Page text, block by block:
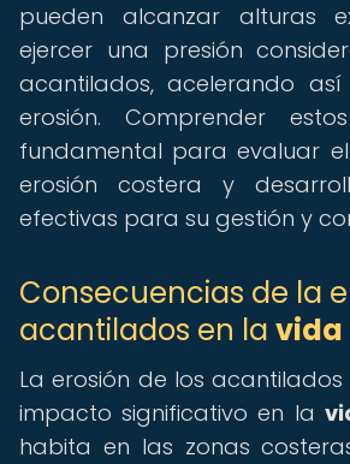
pueden alcanzar alturas
ejercer una presión
acantilados, acelerando
erosión. Comprender
fundamental para evaluar
erosión costera y
efectivas para su gestión y
Consecuencias de la
acantilados en la vida
La erosión de los
impacto significativo en la
habita en las zonas